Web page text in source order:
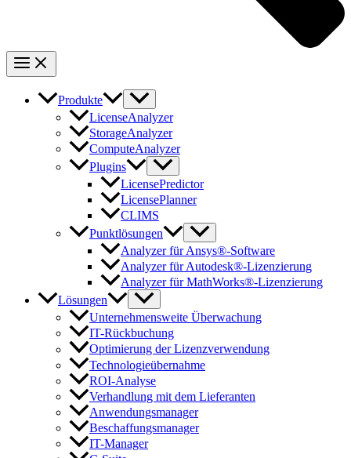
Produkte
LicenseAnalyzer
StorageAnalyzer
ComputeAnalyzer
Plugins
LicensePredictor
LicensePlanner
CLIMS
Punktlösungen
Analyzer für Ansys®-Software
Analyzer für Autodesk®-Lizenzierung
Analyzer für MathWorks®-Lizenzierung
Lösungen
Unternehmensweite Überwachung
IT-Rückbuchung
Optimierung der Lizenzverwendung
Technologieübernahme
ROI-Analyse
Verhandlung mit dem Lieferanten
Anwendungsmanager
Beschaffungsmanager
IT-Manager